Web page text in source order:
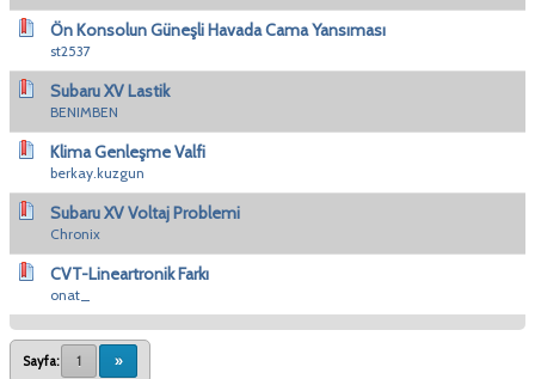
Ön Konsolun Güneşli Havada Cama Yansıması
st2537
Subaru XV Lastik
BENIMBEN
Klima Genleşme Valfi
berkay.kuzgun
Subaru XV Voltaj Problemi
Chronix
CVT-Lineartronik Farkı
onat_
Sayfa: 1 »